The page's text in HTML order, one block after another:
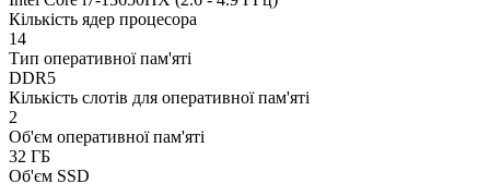
Кількість ядер процесора
14
Тип оперативної пам'яті
DDR5
Кількість слотів для оперативної пам'яті
2
Об'єм оперативної пам'яті
32 ГБ
Об'єм SSD